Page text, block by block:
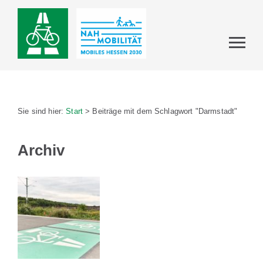
Sie sind hier:Start > Beiträge mit dem Schlagwort "Darmstadt"
Archiv